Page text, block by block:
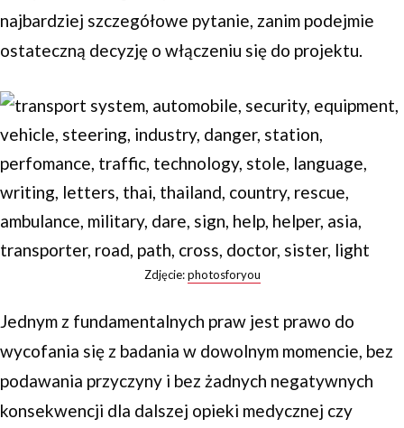
najbardziej szczegółowe pytanie, zanim podejmie
ostateczną decyzję o włączeniu się do projektu.
Zdjęcie:photosforyou
Jednym z fundamentalnych praw jest prawo do
wycofania się z badania w dowolnym momencie, bez
podawania przyczyny i bez żadnych negatywnych
konsekwencji dla dalszej opieki medycznej czy